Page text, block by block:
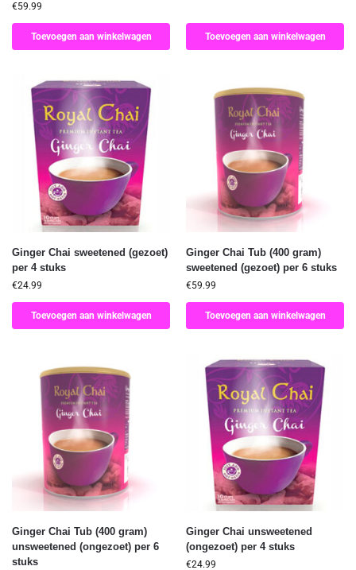
€59.99
Toevoegen aan winkelwagen Toevoegen aan winkelwagen
Ginger Chai sweetened (gezoet)
per 4 stuks
€24.99
Toevoegen aan winkelwagen
Ginger Chai Tub (400 gram)
sweetened (gezoet) per 6 stuks
€59.99
Toevoegen aan winkelwagen
Ginger Chai Tub (400 gram)
unsweetened (ongezoet) per 6
stuks
Ginger Chai unsweetened
(ongezoet) per 4 stuks
€24.99